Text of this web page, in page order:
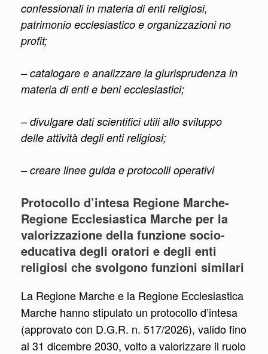
confessionali in materia di enti religiosi,
patrimonio ecclesiastico e organizzazioni no
profit;
– catalogare e analizzare la giurisprudenza in
materia di enti e beni ecclesiastici;
– divulgare dati scientifici utili allo sviluppo
delle attività degli enti religiosi;
– creare linee guida e protocolli operativi
Protocollo d’intesa Regione Marche-
Regione Ecclesiastica Marche per la
valorizzazione della funzione socio-
educativa degli oratori e degli enti
religiosi che svolgono funzioni similari
La Regione Marche e la Regione Ecclesiastica
Marche hanno stipulato un protocollo d’intesa
(approvato con D.G.R. n. 517/2026), valido fino
al 31 dicembre 2030, volto a valorizzare il ruolo